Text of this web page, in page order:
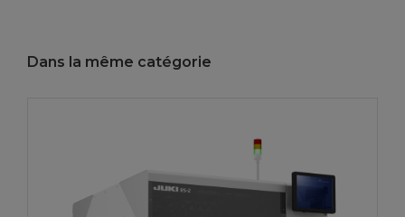
Dans la même catégorie